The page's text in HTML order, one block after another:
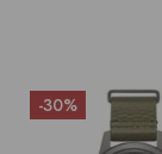
-30%